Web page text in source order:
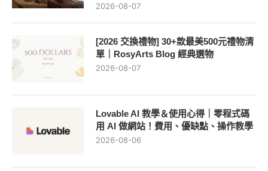
2026-08-07
[2026 交換禮物] 30+款最美500元禮物清
單｜RosyArts Blog 經典選物
2026-08-07
Lovable AI 教學＆使用心得｜零程式碼
用 AI 做網站！費用、優缺點、操作教學
2026-08-06